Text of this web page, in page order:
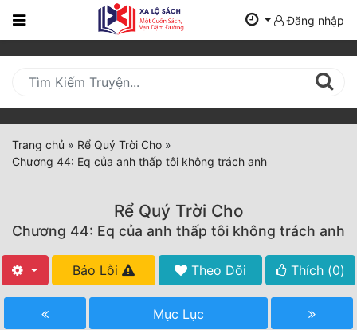
Trang
Mới
Cập
Nhật
(current)
Tất Cả
Hoàn Thành
Đăng nhập
Trang chủ » Rể Quý Trời Cho »
Chương 44: Eq của anh thấp tôi không trách anh
Rể Quý Trời Cho
Chương 44: Eq của anh thấp tôi không trách anh
Báo Lỗi Theo Dõi Thích (0)
Mục Lục